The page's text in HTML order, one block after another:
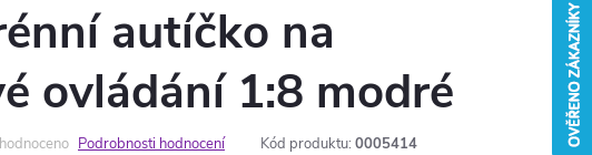
autíčko na
ovládání 1:8 modré
Podrobnosti hodnocení Kód produktu: 0005414